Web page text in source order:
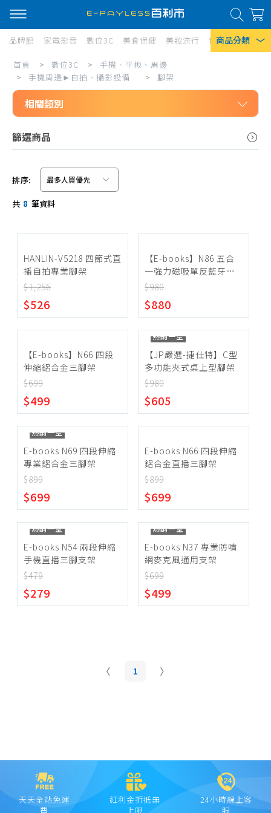
商品分類
熱門搜尋
風扇
口罩
除濕機
Iphone 17
品牌館 家電影音 數位3C 美食保健 美妝流行 傢俱寢具 居
腳首頁 > 數位3C >
手機、平板、周邊
>
手機周邊►自拍、攝影設備 > 腳架
相關類別
手機、平板、周邊
手機周邊►自拍、攝影設備
自拍棒
腳架
穩定器
補光燈
篩選商品
信用卡/Line Pay/ATM
分期0利率
超商付款
確定範圍
超商取貨
排序:
共 8 筆資料
HANLIN-V5218 四節式直
播自拍專業腳架
$1,256
$526
【E-books】N86 五合
一強力磁吸單反藍牙自
拍桿腳架
$980
$880
【E-books】N66 四段
伸縮鋁合金三腳架
$699
$499
熱銷一空
【JP嚴選-捷仕特】C型
多功能夾式桌上型腳架
$980
$605
熱銷一空
E-books N69 四段伸縮
專業鋁合金三腳架
$899
$699
E-books N66 四段伸縮
鋁合金直播三腳架
$899
$699
熱銷一空
E-books N54 兩段伸縮
手機直播三腳支架
$479
$279
熱銷一空
E-books N37 專業防噴
網麥克風通用支架
$699
$499
1
天天全站免運
費
紅利金折抵無
上限
24小時線上客
服